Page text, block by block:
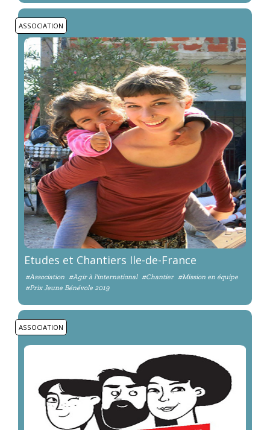
ASSOCIATION
Etudes et Chantiers Ile-de-France
#Association #Agir à l'international #Chantier #Mission en équipe
#Prix Jeune Bénévole 2019
ASSOCIATION